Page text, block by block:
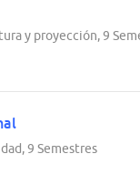
y proyección, 9
9 Semestres